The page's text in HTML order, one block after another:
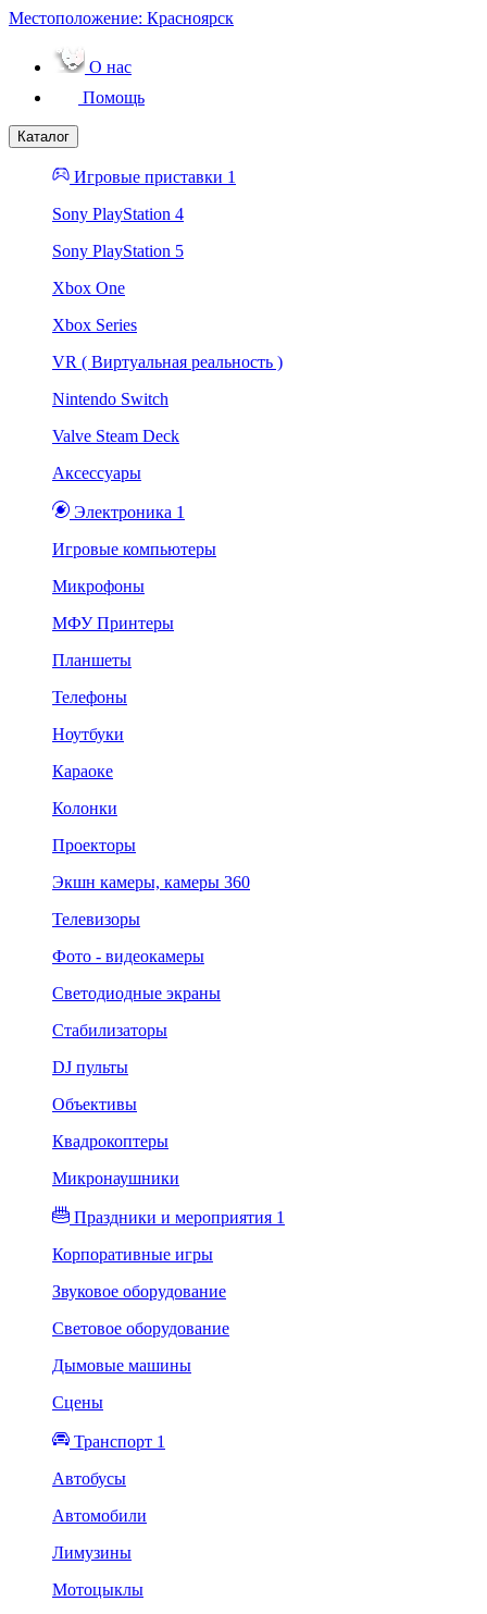
Местоположение: Красноярск
О нас
Помощь
Каталог
Игровые приставки 1
Sony PlayStation 4
Sony PlayStation 5
Xbox One
Xbox Series
VR ( Виртуальная реальность )
Nintendo Switch
Valve Steam Deck
Аксессуары
Электроника 1
Игровые компьютеры
Микрофоны
МФУ Принтеры
Планшеты
Телефоны
Ноутбуки
Караоке
Колонки
Проекторы
Экшн камеры, камеры 360
Телевизоры
Фото - видеокамеры
Светодиодные экраны
Стабилизаторы
DJ пульты
Объективы
Квадрокоптеры
Микронаушники
Праздники и мероприятия 1
Корпоративные игры
Звуковое оборудование
Световое оборудование
Дымовые машины
Сцены
Транспорт 1
Автобусы
Автомобили
Лимузины
Мотоцыклы